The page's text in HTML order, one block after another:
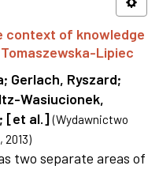
context of knowledge
Lipiec
; Gerlach, Ryszard;
Wasiucionek,
; [et al.] (Wydawnictwo
, 2013)
two separate areas of